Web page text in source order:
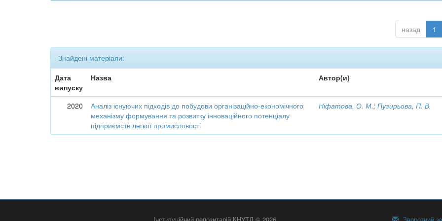
назад 1
Знайдені матеріали:
Дата
випуску
Назва Автор(и)
2020
Аналіз існуючих підходів до побудови організаційно-економічного
механізму формування та розвитку інноваційного потенціалу
підприємств легкої промисловості
Ніфатова, О. М.;Пузирьова, П. В.